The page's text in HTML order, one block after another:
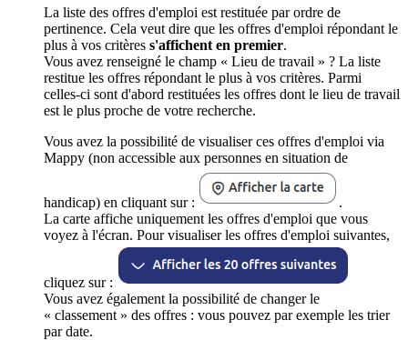
La liste des offres d'emploi est restituée par ordre de
pertinence. Cela veut dire que les offres d'emploi répondant le
plus à vos critères s'affichent en premier.
Vous avez renseigné le champ « Lieu de travail » ? La liste
restitue les offres répondant le plus à vos critères. Parmi
celles-ci sont d'abord restituées les offres dont le lieu de travail
est le plus proche de votre recherche.
Vous avez la possibilité de visualiser ces offres d'emploi via
Mappy (non accessible aux personnes en situation de
handicap) en cliquant sur :
.
La carte affiche uniquement les offres d'emploi que vous
voyez à l'écran. Pour visualiser les offres d'emploi suivantes,
cliquez sur :
Vous avez également la possibilité de changer le
« classement » des offres : vous pouvez par exemple les trier
par date.